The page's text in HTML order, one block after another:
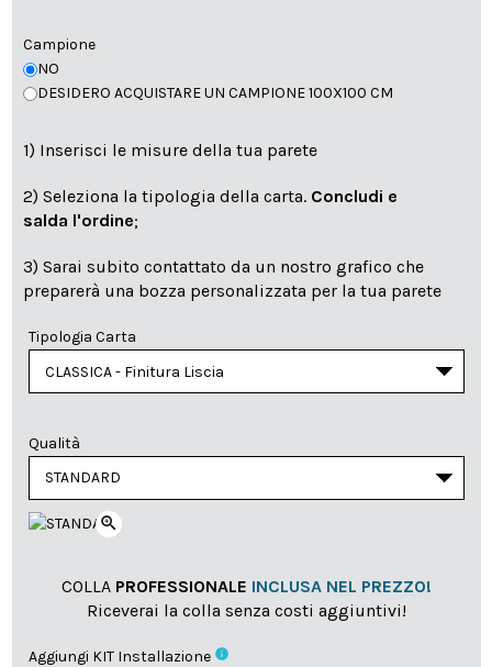
Campione
NO
DESIDERO ACQUISTARE UN CAMPIONE 100X100 CM
1) Inserisci le misure della tua parete
2) Seleziona la tipologia della carta. Concludi e
salda l'ordine;
3) Sarai subito contattato da un nostro grafico che
preparerà una bozza personalizzata per la tua parete
Tipologia Carta
Qualità
zoom_in
COLLA PROFESSIONALE INCLUSA NEL PREZZO!
Riceverai la colla senza costi aggiuntivi!
Aggiungi KIT Installazione info